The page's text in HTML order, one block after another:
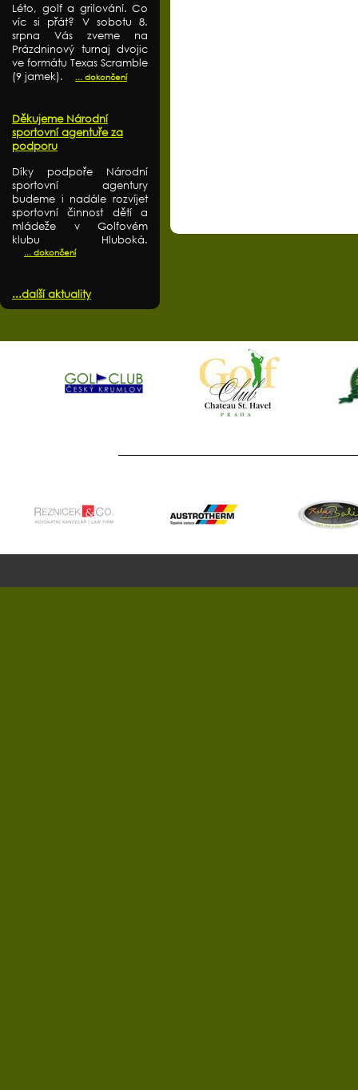
Léto, golf a grilování. Co
víc si přát? V sobotu 8.
srpna Vás zveme na
Prázdninový turnaj dvojic
ve formátu Texas Scramble
(9 jamek).
... dokončení
Děkujeme Národní
sportovní agentuře za
podporu
Díky podpoře Národní
sportovní agentury
budeme i nadále rozvíjet
sportovní činnost dětí a
mládeže v Golfovém
klubu Hluboká.
... dokončení
...další aktuality